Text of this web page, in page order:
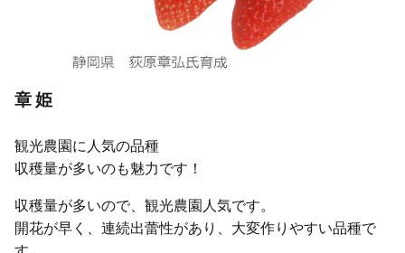
章姫
観光農園に人気の品種
収穫量が多いのも魅力です！
収穫量が多いので、観光農園人気です。
開花が早く、連続出蕾性があり、大変作りやすい品種で